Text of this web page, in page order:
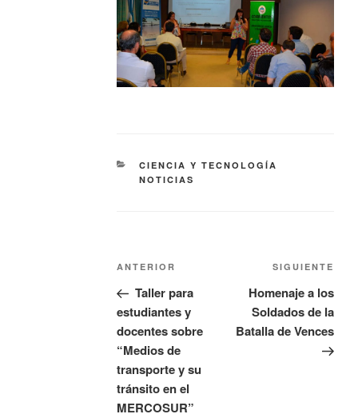
CIENCIA Y TECNOLOGÍA
NOTICIAS
ANTERIOR
Taller para
estudiantes y
docentes sobre
“Medios de
transporte y su
tránsito en el
MERCOSUR”
SIGUIENTE
Homenaje a los
Soldados de la
Batalla de Vences